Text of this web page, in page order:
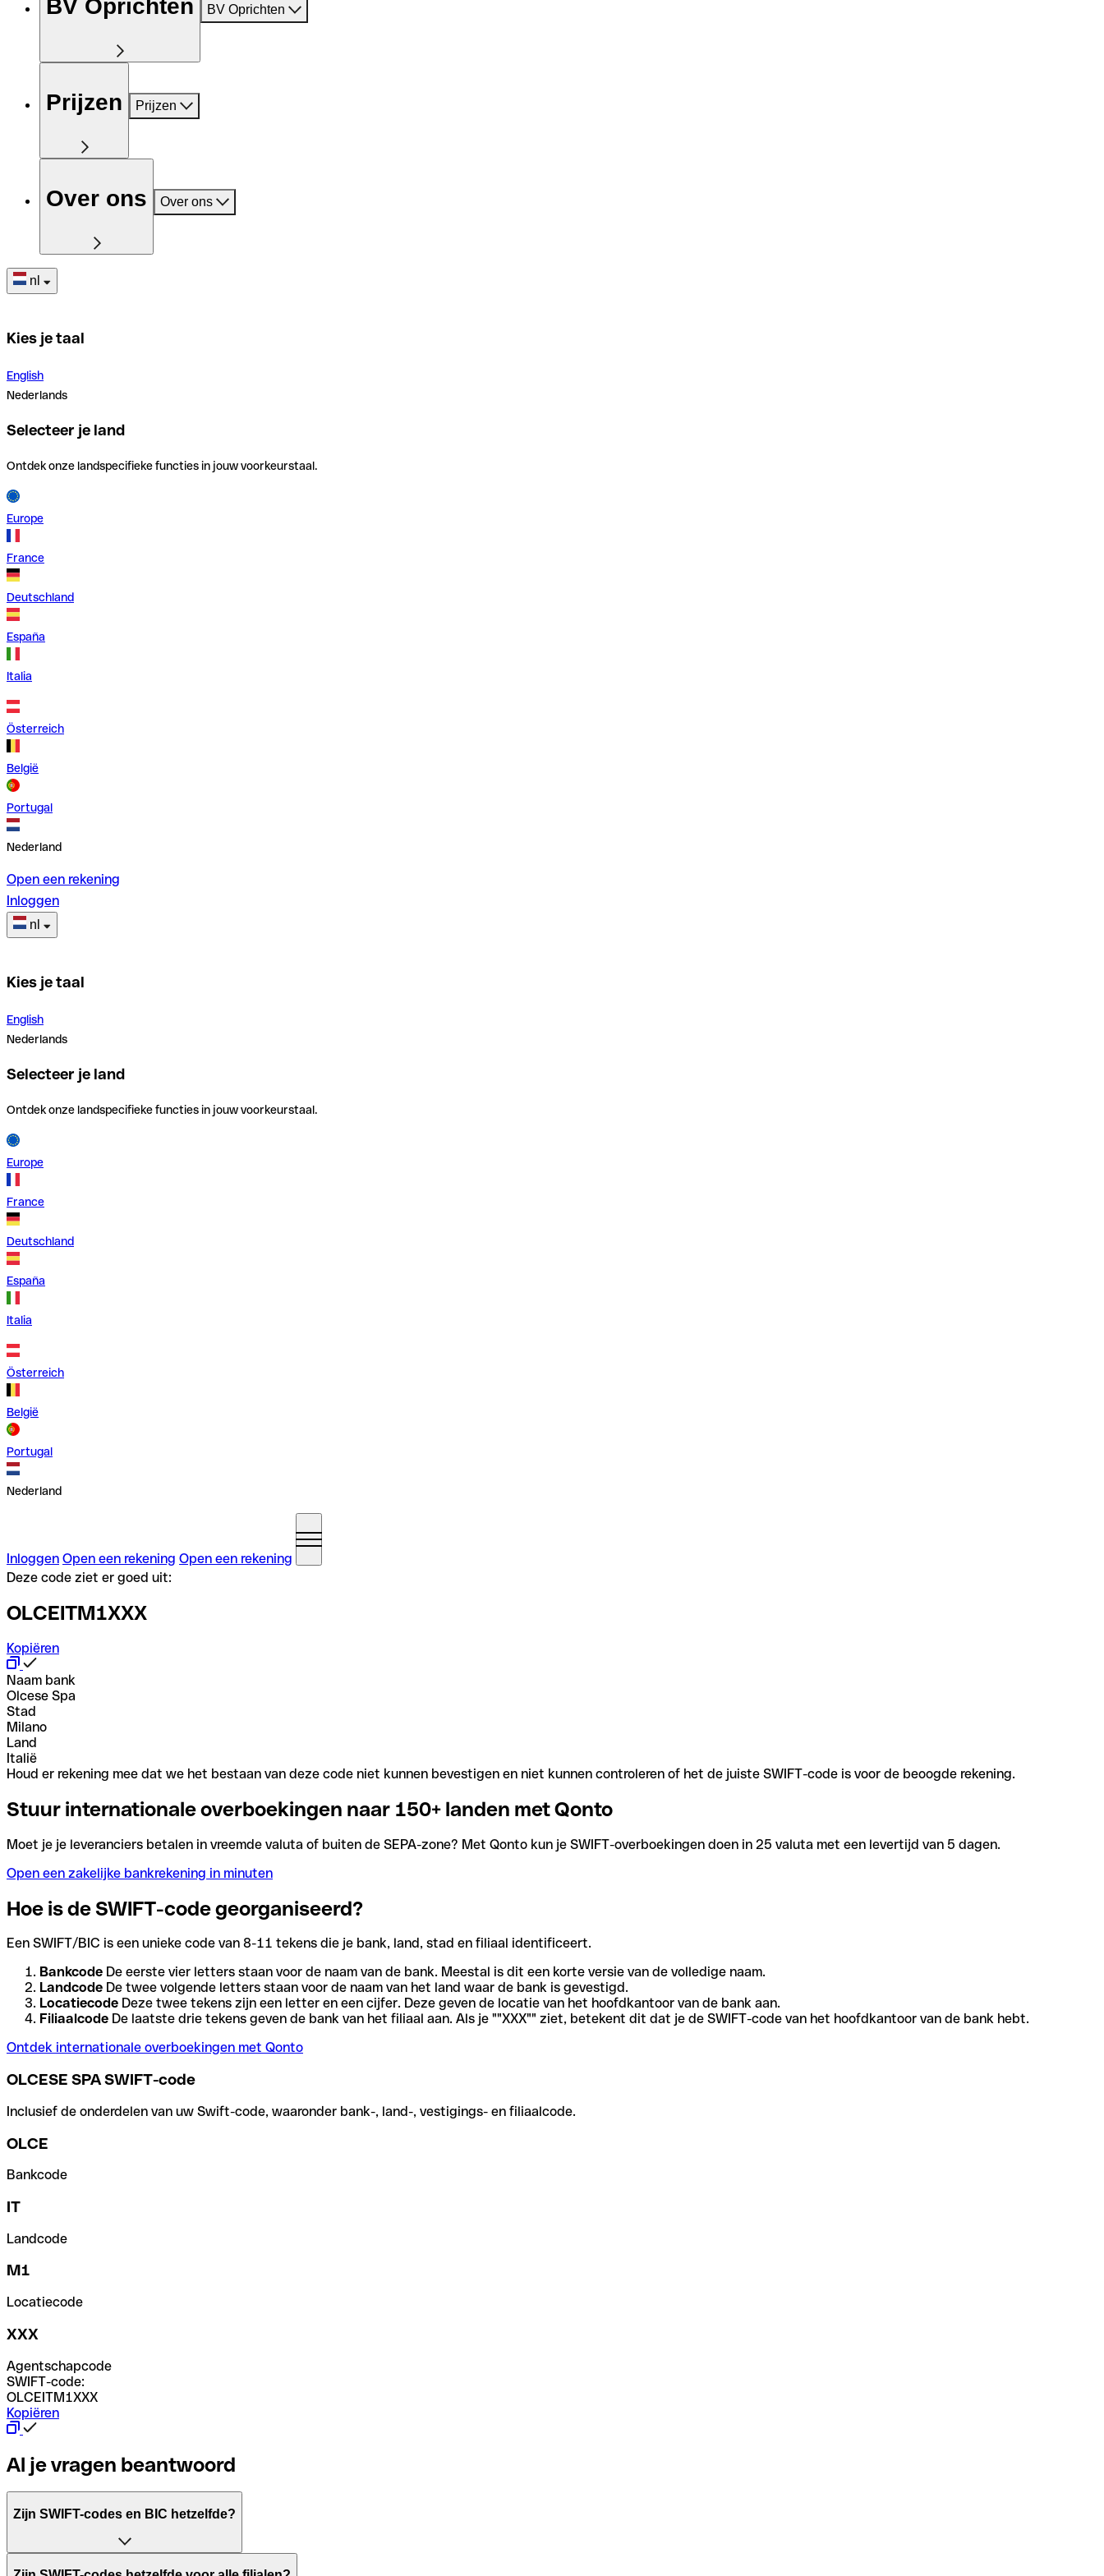
BV Oprichten BV Oprichten
Prijzen Prijzen
Over ons Over ons
nl
Kies je taal
English
Nederlands
Selecteer je land
Ontdek onze landspecifieke functies in jouw voorkeurstaal.
Europe
France
Deutschland
España
Italia
Österreich
België
Portugal
Nederland
Open een rekening
Inloggen
nl
Kies je taal
English
Nederlands
Selecteer je land
Ontdek onze landspecifieke functies in jouw voorkeurstaal.
Europe
France
Deutschland
España
Italia
Österreich
België
Portugal
Nederland
Inloggen Open een rekening Open een rekening
Deze code ziet er goed uit:
OLCEITM1XXX
Kopiëren
Naam bank
Olcese Spa
Stad
Milano
Land
Italië
Houd er rekening mee dat we het bestaan van deze code niet kunnen bevestigen en niet kunnen controleren of het de juiste SWIFT-code is voor de beoogde rekening.
Stuur internationale overboekingen naar 150+ landen met Qonto
Moet je je leveranciers betalen in vreemde valuta of buiten de SEPA-zone? Met Qonto kun je SWIFT-overboekingen doen in 25 valuta met een levertijd van 5 dagen.
Open een zakelijke bankrekening in minuten
Hoe is de SWIFT-code georganiseerd?
Een SWIFT/BIC is een unieke code van 8-11 tekens die je bank, land, stad en filiaal identificeert.
Bankcode De eerste vier letters staan voor de naam van de bank. Meestal is dit een korte versie van de volledige naam.
Landcode De twee volgende letters staan voor de naam van het land waar de bank is gevestigd.
Locatiecode Deze twee tekens zijn een letter en een cijfer. Deze geven de locatie van het hoofdkantoor van de bank aan.
Filiaalcode De laatste drie tekens geven de bank van het filiaal aan. Als je ""XXX"" ziet, betekent dit dat je de SWIFT-code van het hoofdkantoor van de bank hebt.
Ontdek internationale overboekingen met Qonto
OLCESE SPA SWIFT-code
Inclusief de onderdelen van uw Swift-code, waaronder bank-, land-, vestigings- en filiaalcode.
OLCE
Bankcode
IT
Landcode
M1
Locatiecode
XXX
Agentschapcode
SWIFT-code:
OLCEITM1XXX
Kopiëren
Al je vragen beantwoord
Zijn SWIFT-codes en BIC hetzelfde?